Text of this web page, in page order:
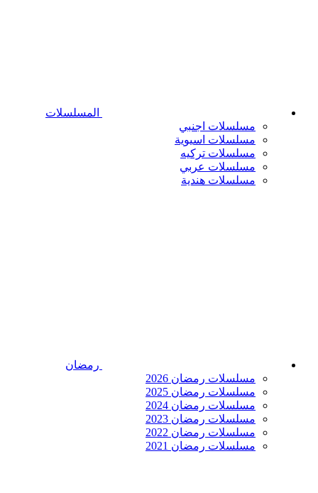
المسلسلات
مسلسلات اجنبي
مسلسلات اسيوية
مسلسلات تركيه
مسلسلات عربي
مسلسلات هندية
رمضان
مسلسلات رمضان 2026
مسلسلات رمضان 2025
مسلسلات رمضان 2024
مسلسلات رمضان 2023
مسلسلات رمضان 2022
مسلسلات رمضان 2021